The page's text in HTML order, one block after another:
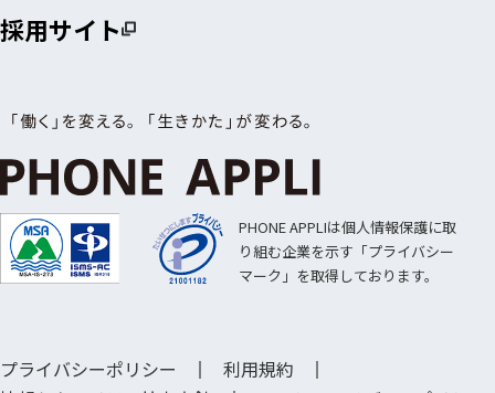
採用サイト
PHONE APPLIは個人情報保護に取
り組む企業を示す「プライバシー
マーク」を取得しております。
プライバシーポリシー
利用規約